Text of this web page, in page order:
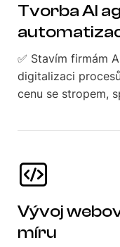
Tvorba AI
✅ Stavím firmám
digitalizaci
cenu se stropem,
Vývoj
míru